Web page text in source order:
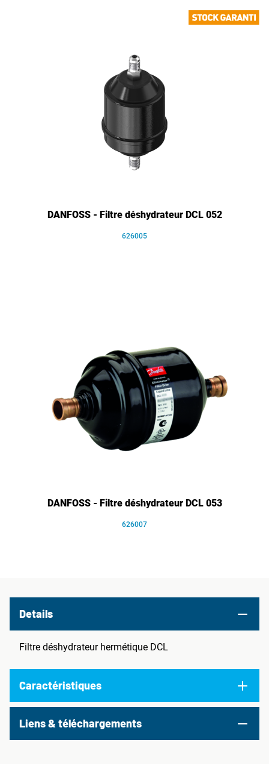
DANFOSS - Filtre déshydrateur DCL 052
626005
DANFOSS - Filtre déshydrateur DCL 053
626007
Details
Filtre déshydrateur hermétique DCL
Caractéristiques
Liens & téléchargements